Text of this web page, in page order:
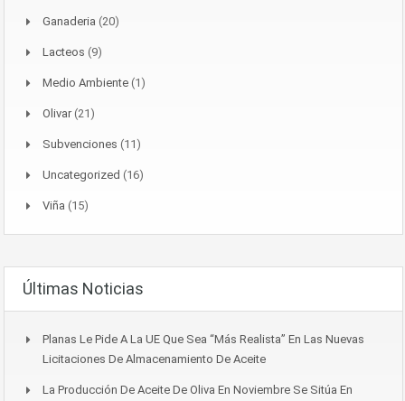
Ganaderia (20)
Lacteos (9)
Medio Ambiente (1)
Olivar(21)
Subvenciones (11)
Uncategorized (16)
Viña (15)
Últimas Noticias
Planas Le Pide A La UE Que Sea “más Realista” En Las Nuevas
Licitaciones De Almacenamiento De Aceite
La Producción De Aceite De Oliva En Noviembre Se Sitúa En